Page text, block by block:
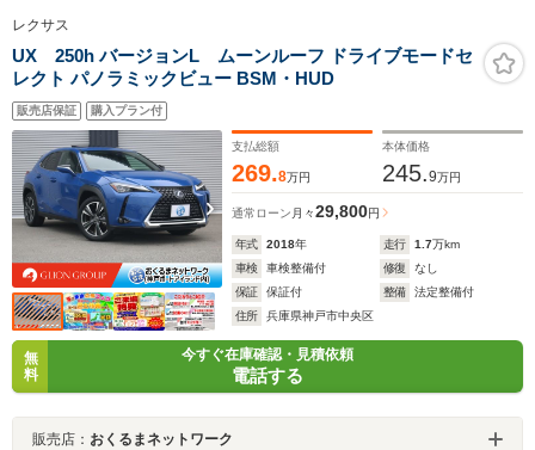
レクサス
UX 250h バージョンL ムーンルーフ ドライブモードセ
レクト パノラミックビュー BSM・HUD
販売店保証 購入プラン付
支払総額
269.8万円
本体価格
245.9万円
通常ローン 月々29,800円
年式 2018年 走行 1.7万km
車検
車検整備付 修復
なし
保証
保証付 整備
法定整備付
住所
兵庫県神戸市中央区
無
料
今すぐ在庫確認・見積依頼
電話する
販売店： おくるまネットワーク